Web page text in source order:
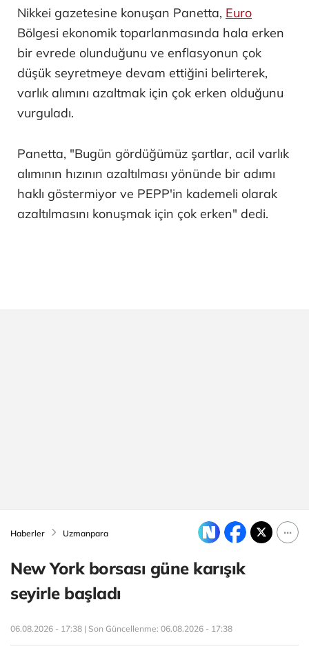
Nikkei gazetesine konuşan Panetta, Euro
Bölgesi ekonomik toparlanmasında hala erken
bir evrede olunduğunu ve enflasyonun çok
düşük seyretmeye devam ettiğini belirterek,
varlık alımını azaltmak için çok erken olduğunu
vurguladı.
Panetta, "Bugün gördüğümüz şartlar, acil varlık
alımının hızının azaltılması yönünde bir adımı
haklı göstermiyor ve PEPP'in kademeli olarak
azaltılmasını konuşmak için çok erken" dedi.
Haberler Uzmanpara
New York borsası güne karışık
seyirle başladı
06.08.2026 - 17:38 | Son Güncellenme: 06.08.2026 - 17:38